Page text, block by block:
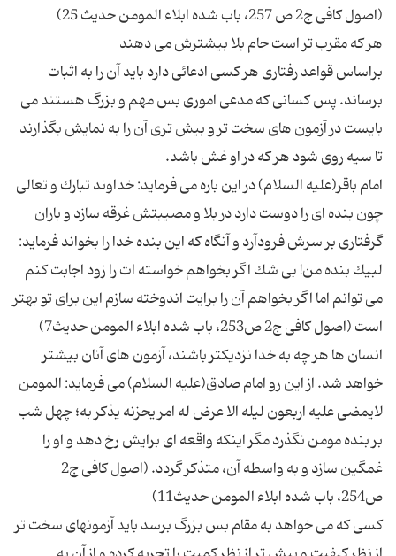
براساس قواعد رفتاری هر كسی ادعائی دارد باید آن را به اثبات
برساند. پس كسانی كه مدعی اموری بس مهم و بزرگ هستند می
بایست در آزمون های سخت تر و بیش تری آن را به نمایش بگذارند
امام باقر(علیه السلام) در این باره می فرماید: خداوند تبارك و تعالی
چون بنده ای را دوست دارد در بلا و مصیبتش غرقه سازد و باران
گرفتاری بر سرش فرودآرد و آنگاه كه این بنده خدا را بخواند فرماید:
لبیك بنده من! بی شك اگر بخواهم خواسته ات را زود اجابت كنم
می توانم اما اگر بخواهم آن را برایت اندوخته سازم این برای تو بهتر
انسان ها هر چه به خدا نزدیكتر باشند، آزمون های آنان بیشتر
خواهد شد. از این رو امام صادق(علیه السلام) می فرماید: المومن
لایمضی علیه اربعون لیله الا عرض له امر یحزنه یذكر به؛ چهل شب
بر بنده مومن نگذرد مگر اینكه واقعه ای برایش رخ دهد و او را
غمگین سازد و به واسطه آن، متذكر گردد. (اصول كافی ج2
كسی كه می خواهد به مقام بس بزرگ برسد باید آزمونهای سخت تر